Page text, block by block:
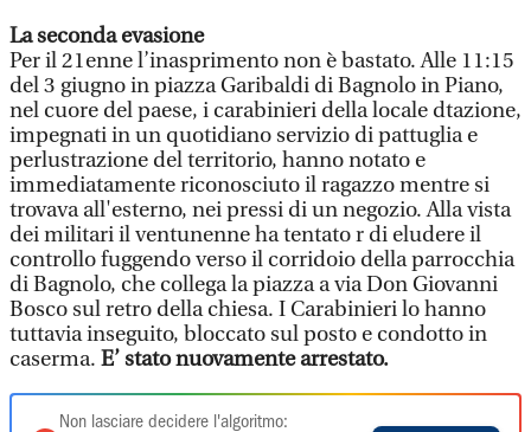
La seconda evasione
Per il 21enne l’inasprimento non è bastato. Alle 11:15
del 3 giugno in piazza Garibaldi di Bagnolo in Piano,
nel cuore del paese, i carabinieri della locale dtazione,
impegnati in un quotidiano servizio di pattuglia e
perlustrazione del territorio, hanno notato e
immediatamente riconosciuto il ragazzo mentre si
trovava all'esterno, nei pressi di un negozio. Alla vista
dei militari il ventunenne ha tentato r di eludere il
controllo fuggendo verso il corridoio della parrocchia
di Bagnolo, che collega la piazza a via Don Giovanni
Bosco sul retro della chiesa. I Carabinieri lo hanno
tuttavia inseguito, bloccato sul posto e condotto in
caserma. E’ stato nuovamente arrestato.
Non lasciare decidere l'algoritmo: